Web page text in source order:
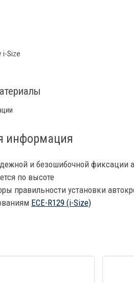
i-Size
информация
и безошибочной фиксации
по высоте
правильности установки
ECE-R129 (i-Size)